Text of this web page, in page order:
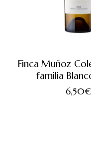
Finca Muñoz
familia
6,50